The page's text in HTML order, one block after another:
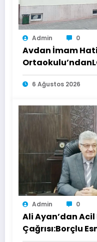
Admin 0
Avdan İmam
Başarı
6 Ağustos 2026
Admin 0
Ali Ayan’dan
Çağrısı:Borçlu